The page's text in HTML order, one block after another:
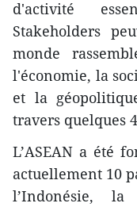
d'activité
Stakeholders
monde
l'économie, la
et la
travers quelques
L’ASEAN a été
actuellement 10
l’Indonésie,